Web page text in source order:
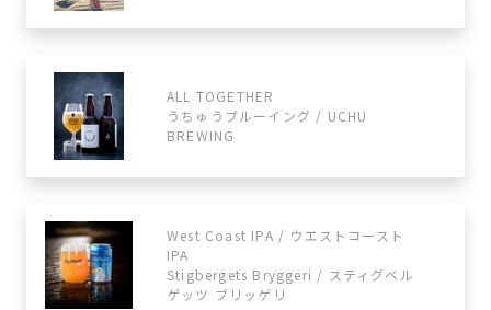
ALL TOGETHER
うちゅうブルーイング / UCHU
BREWING
West Coast IPA / ウエストコースト
IPA
Stigbergets Bryggeri / スティグベル
ゲッツ ブリッゲリ